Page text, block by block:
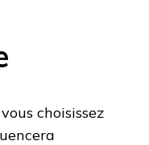
choisissez